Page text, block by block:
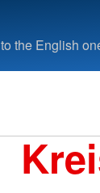
the English